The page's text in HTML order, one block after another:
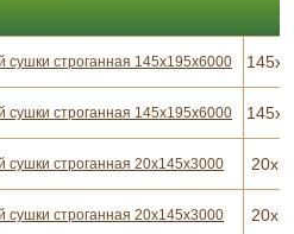
сушки строганная 145х195х6000
сушки строганная 145х195х6000
сушки строганная 20х145х3000
сушки строганная 20х145х3000